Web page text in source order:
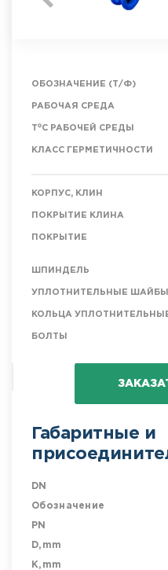
ОБОЗНАЧЕНИЕ (Т/Ф)
РАБОЧАЯ СРЕДА
T⁰C РАБОЧЕЙ СРЕДЫ
КЛАСС ГЕРМЕТИЧНОСТИ
КОРПУС, КЛИН
ПОКРЫТИЕ КЛИНА
ПОКРЫТИЕ
ШПИНДЕЛЬ
УПЛОТНИТЕЛЬНЫЕ ШАЙБЫ
КОЛЬЦА
БОЛТЫ
Габаритные и
DN
Обозначение
PN
D,mm
K,mm